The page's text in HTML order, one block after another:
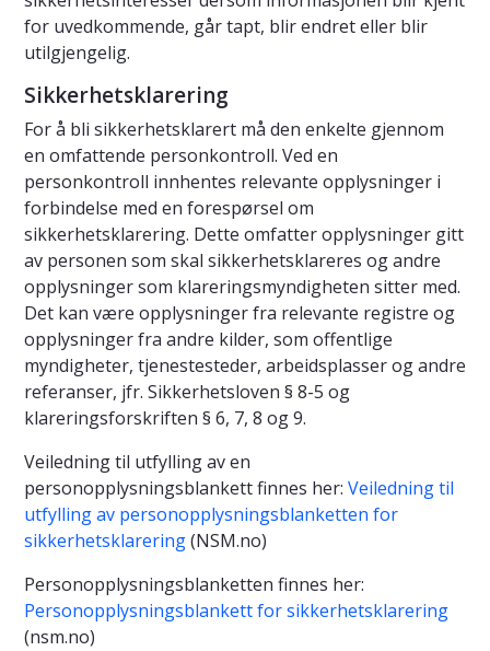
for uvedkommende, går tapt, blir endret eller blir
utilgjengelig.
Sikkerhetsklarering
For å bli sikkerhetsklarert må den enkelte gjennom
en omfattende personkontroll. Ved en
personkontroll innhentes relevante opplysninger i
forbindelse med en forespørsel om
sikkerhetsklarering. Dette omfatter opplysninger gitt
av personen som skal sikkerhetsklareres og andre
opplysninger som klareringsmyndigheten sitter med.
Det kan være opplysninger fra relevante registre og
opplysninger fra andre kilder, som offentlige
myndigheter, tjenestesteder, arbeidsplasser og andre
referanser, jfr. Sikkerhetsloven § 8-5 og
klareringsforskriften § 6, 7, 8 og 9.
Veiledning til utfylling av en
personopplysningsblankett finnes her: Veiledning til
utfylling av personopplysningsblanketten for
sikkerhetsklarering(NSM.no)
Personopplysningsblanketten finnes her:
Personopplysningsblankett for sikkerhetsklarering
(nsm.no)